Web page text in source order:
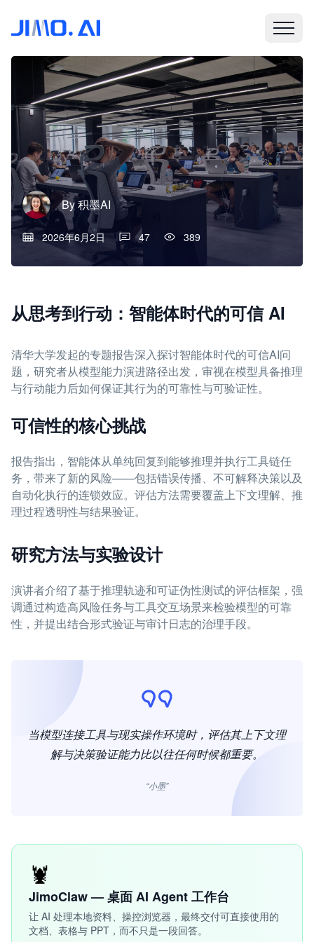
By积墨AI
2026年6月2日 47 389
从思考到行动：智能体时代的可信 AI
清华大学发起的专题报告深入探讨智能体时代的可信AI问
题，研究者从模型能力演进路径出发，审视在模型具备推理
与行动能力后如何保证其行为的可靠性与可验证性。
可信性的核心挑战
报告指出，智能体从单纯回复到能够推理并执行工具链任
务，带来了新的风险——包括错误传播、不可解释决策以及
自动化执行的连锁效应。评估方法需要覆盖上下文理解、推
理过程透明性与结果验证。
研究方法与实验设计
演讲者介绍了基于推理轨迹和可证伪性测试的评估框架，强
调通过构造高风险任务与工具交互场景来检验模型的可靠
性，并提出结合形式验证与审计日志的治理手段。
当模型连接工具与现实操作环境时，评估其上下文理
解与决策验证能力比以往任何时候都重要。
“小墨”
🦞
JimoClaw — 桌面 AI Agent 工作台
让 AI 处理本地资料、操控浏览器，最终交付可直接使用的
文档、表格与 PPT，而不只是一段回答。